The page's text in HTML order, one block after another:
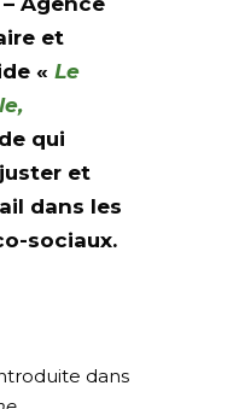
et
«Le
qui
et
dans les
sociaux.
dans